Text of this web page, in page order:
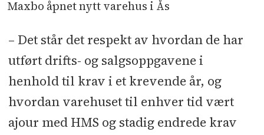
Maxbo åpnet nytt varehus i Ås
– Det står det respekt av hvordan de har
utført drifts- og salgsoppgavene i
henhold til krav i et krevende år, og
hvordan varehuset til enhver tid vært
ajour med HMS og stadig endrede krav